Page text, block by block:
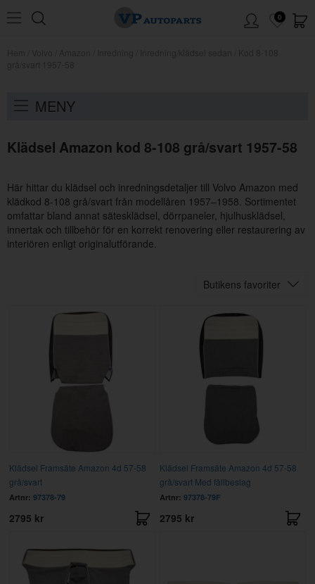
0
MENY
Klädsel Amazon kod 8-108 grå/svart 1957-58
Här hittar du klädsel och inredningsdetaljer till Volvo Amazon med
klädkod 8-108 grå/svart från modellåren 1957–1958. Sortimentet
omfattar bland annat sätesklädsel, dörrpaneler, hjulhusklädsel,
innertak och tillbehör för en korrekt renovering eller restaurering av
interiören enligt originalutförande.
Butikens favoriter
Klädsel Framsäte Amazon 4d 57-58
grå/svart
Artnr: 97378-79
2795 kr
Klädsel Framsäte Amazon 4d 57-58
grå/svart Med fällbeslag
Artnr: 97378-79F
2795 kr